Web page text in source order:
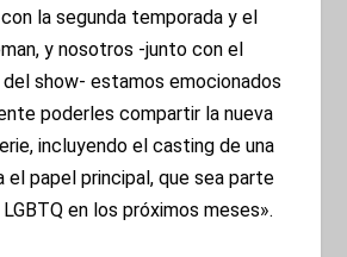
la segunda temporada y el
y nosotros -junto con el
show- estamos emocionados
poderles compartir la nueva
incluyendo el casting de una
el papel principal, que sea parte
en los próximos meses».